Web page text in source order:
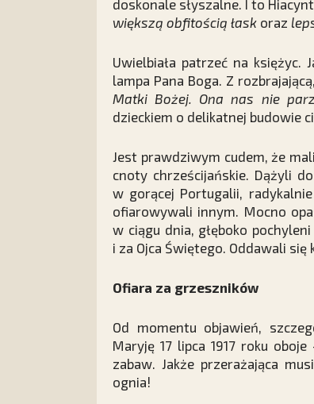
doskonale słyszalne. I to
większą obfitością łask oraz
Uwielbiała patrzeć na księżyc.
lampa Pana Boga. Z
Matki Bożej. Ona nas nie
dzieckiem o delikatnej budowie
Jest prawdziwym cudem, że
cnoty chrześcijańskie. Dążyli
w gorącej Portugalii,
ofiarowywali innym. Mocno
w ciągu dnia, głęboko
i za Ojca Świętego. Oddawali się
Ofiara za grzeszników
Od momentu objawień,
Maryję 17 lipca 1917 roku
zabaw. Jakże przerażająca
ognia!